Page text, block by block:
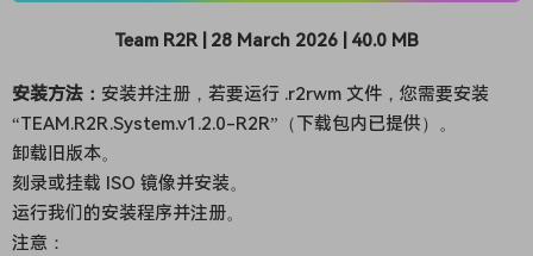
Team R2R | 28 March 2026 | 40.0 MB
安装方法： 安装并注册，若要运行 .r2rwm 文件，您需要安装
“TEAM.R2R.System.v1.2.0-R2R”（下载包内已提供）。
卸载旧版本。
刻录或挂载 ISO 镜像并安装。
运行我们的安装程序并注册。
注意：